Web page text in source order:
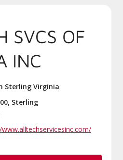
SVCS OF
INC
Sterling Virginia
Sterling